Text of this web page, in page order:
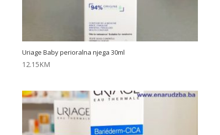
Uriage Baby perioralna njega 30ml
12.15KM